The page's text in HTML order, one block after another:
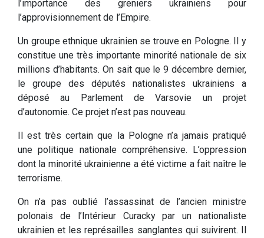
l’importance des greniers ukrainiens pour
l’approvisionnement de l’Empire.
Un groupe ethnique ukrainien se trouve en Pologne. Il y
constitue une très importante minorité nationale de six
millions d’habitants. On sait que le 9 décembre dernier,
le groupe des députés nationalistes ukrainiens a
déposé au Parlement de Varsovie un projet
d’autonomie. Ce projet n’est pas nouveau.
Il est très certain que la Pologne n’a jamais pratiqué
une politique nationale compréhensive. L’oppression
dont la minorité ukrainienne a été victime a fait naître le
terrorisme.
On n’a pas oublié l’assassinat de l’ancien ministre
polonais de l’Intérieur Curacky par un nationaliste
ukrainien et les représailles sanglantes qui suivirent. Il